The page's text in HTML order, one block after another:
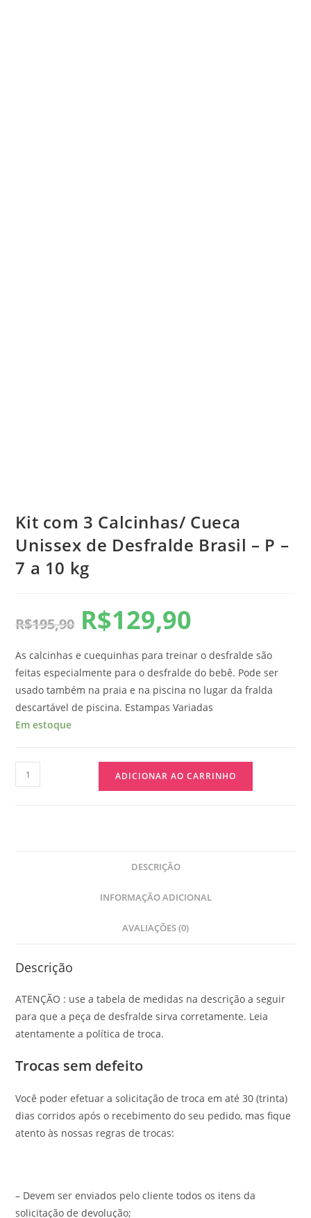
Kit com 3 Calcinhas/ Cueca
Unissex de Desfralde Brasil – P –
7 a 10 kg
R$195,90 R$129,90
As calcinhas e cuequinhas para treinar o desfralde são
feitas especialmente para o desfralde do bebê. Pode ser
usado também na praia e na piscina no lugar da fralda
descartável de piscina. Estampas Variadas
Em estoque
ADICIONAR AO CARRINHO
DESCRIÇÃO
INFORMAÇÃO ADICIONAL
AVALIAÇÕES (0)
Descrição
ATENÇÃO : use a tabela de medidas na descrição a seguir
para que a peça de desfralde sirva corretamente. Leia
atentamente a política de troca.
Trocas sem defeito
Você poder efetuar a solicitação de troca em até 30 (trinta)
dias corridos após o recebimento do seu pedido, mas fique
atento às nossas regras de trocas:
– Devem ser enviados pelo cliente todos os itens da
solicitação de devolução;